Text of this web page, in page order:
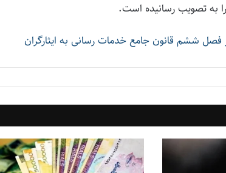
به تصویب رسانیده است.